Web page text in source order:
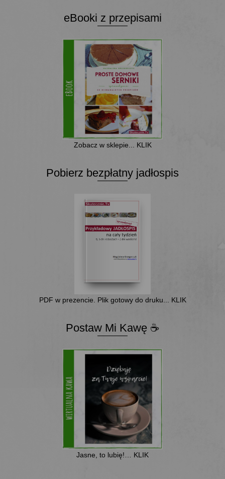
eBooki z przepisami
Zobacz w sklepie... KLIK
Pobierz bezpłatny jadłospis
PDF w prezencie. Plik gotowy do druku... KLIK
Postaw Mi Kawę ☕
Jasne, to lubię!… KLIK